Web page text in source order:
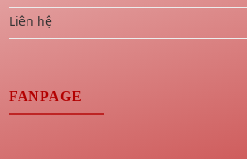
Liên hệ
FANPAGE